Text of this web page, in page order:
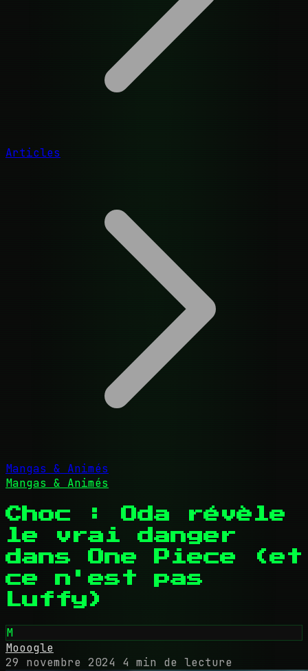
Articles
Mangas & Animés
Mangas & Animés
Choc : Oda révèle
le vrai danger
dans One Piece (et
ce n'est pas
Luffy)
M
Mooogle
29 novembre 2024 4 min de lecture